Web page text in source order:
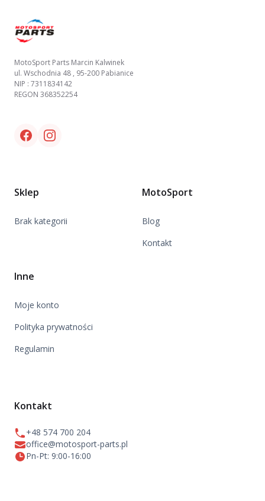
MotoSport Parts Marcin Kalwinek
ul. Wschodnia 48 , 95-200 Pabianice
NIP : 7311834142
REGON 368352254
Facebook link
Instagram link
Sklep
Brak kategorii
MotoSport
Blog
Kontakt
Inne
Moje konto
Polityka prywatności
Regulamin
Kontakt
+48 574 700 204
office@motosport-parts.pl
Pn-Pt: 9:00-16:00